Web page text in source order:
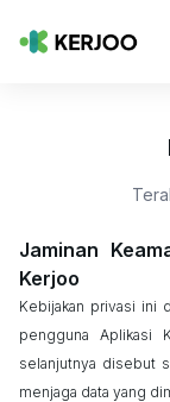
Jaminan
Kerjoo
Kebijakan privasi ini
pengguna Aplikasi
selanjutnya disebut
menjaga data yang